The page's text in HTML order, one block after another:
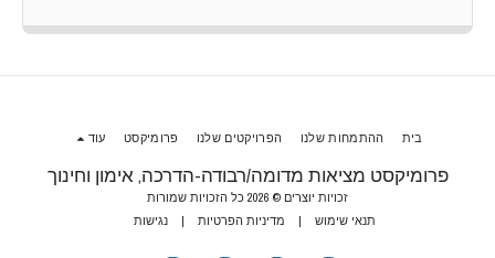
פרומיקסט מציאות מדומה/רבודה-הדרכה, אימון וחינוך
זכויות יוצרים © 2026 כל הזכויות שמורות
תנאי שימוש | מדיניות הפרטיות |נגישות
בית ההתמחות שלנו הפרויקטים שלנו פרומיקסט עוד